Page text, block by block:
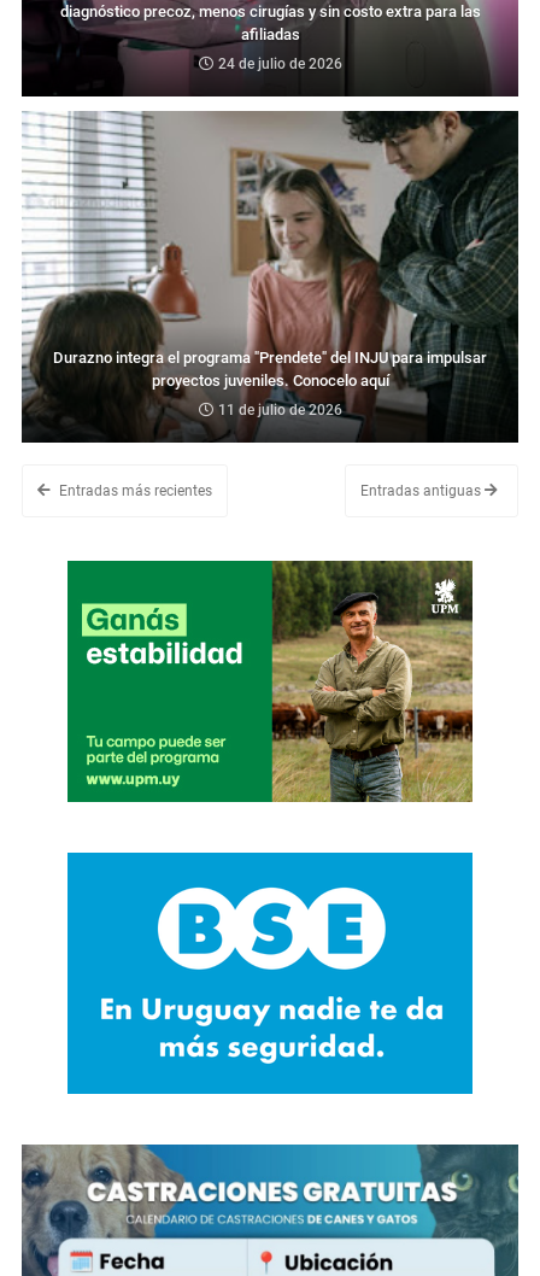
diagnóstico precoz, menos cirugías y sin costo extra para las
afiliadas
24 de julio de 2026
Durazno integra el programa "Prendete" del INJU para impulsar
proyectos juveniles. Conocelo aquí
11 de julio de 2026
Entradas más recientes Entradas antiguas